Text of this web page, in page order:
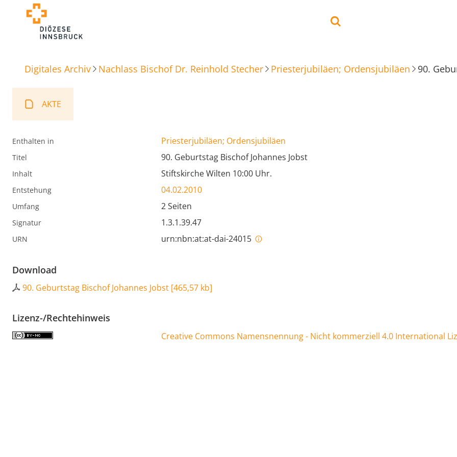
Digitales Archiv Nachlass Bischof Dr. Reinhold Stecher Priesterjubiläen; Ordensjubiläen 90.
AKTE
Enthalten in Priesterjubiläen; Ordensjubiläen
Titel 90. Geburtstag Bischof Johannes Jobst
Inhalt Stiftskirche Wilten 10:00 Uhr.
Entstehung 04.02.2010
Umfang 2 Seiten
Signatur 1.3.1.39.47
URN urn:nbn:at:at-dai-24015
Download
90. Geburtstag Bischof Johannes Jobst [465,57 kb]
Lizenz-/Rechtehinweis
Creative Commons Namensnennung - Nicht kommerziell 4.0 International